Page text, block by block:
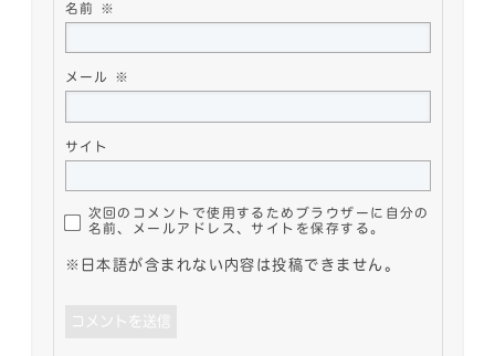
名前 ※
メール ※
サイト
次回のコメントで使用するためブラウザーに自分の
名前、メールアドレス、サイトを保存する。
※日本語が含まれない内容は投稿できません。